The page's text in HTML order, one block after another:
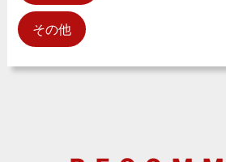
その他